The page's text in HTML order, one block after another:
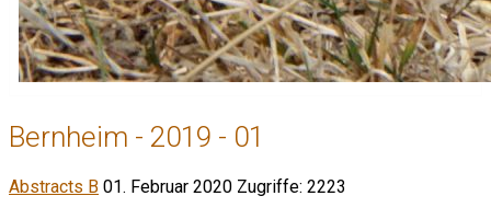
Bernheim - 2019 - 01
Abstracts B 01. Februar 2020 Zugriffe: 2223